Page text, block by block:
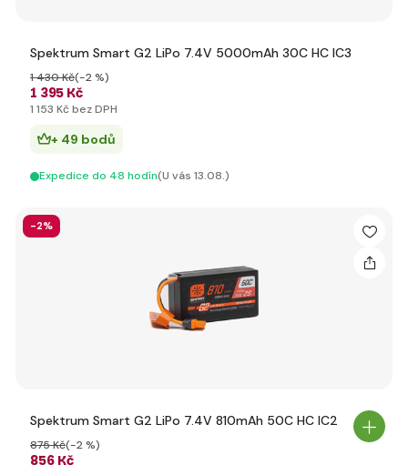
Spektrum Smart G2 LiPo 7.4V 5000mAh 30C HC IC3
1 395 Kč
1 430 Kč(-2 %)
1 153 Kč bez DPH
+ 49 bodů
Expedice do 48 hodín(U vás 13.08.)
-2%
Spektrum Smart G2 LiPo 7.4V 810mAh 50C HC IC2
856 Kč
875 Kč(-2 %)